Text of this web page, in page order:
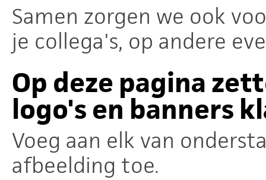
Samen zorgen we ook
je collega's, op andere
Op deze pagina
logo's en banners
Voeg aan elk van
afbeelding toe.